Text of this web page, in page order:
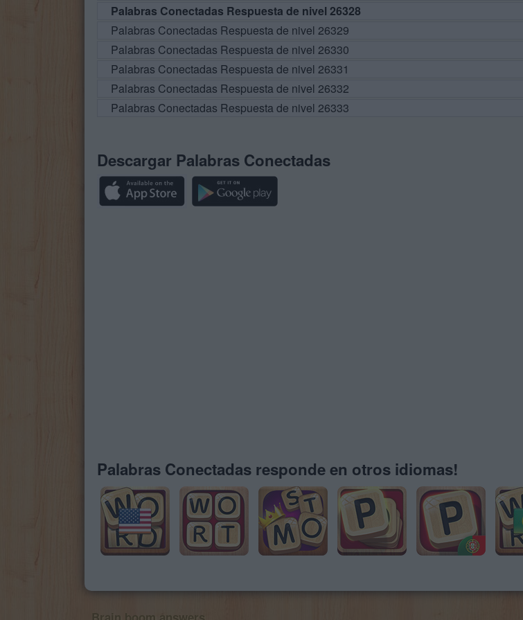
Palabras Conectadas Respuesta de nivel 26328
Palabras Conectadas Respuesta de nivel 26329
Palabras Conectadas Respuesta de nivel 26330
Palabras Conectadas Respuesta de nivel 26331
Palabras Conectadas Respuesta de nivel 26332
Palabras Conectadas Respuesta de nivel 26333
Descargar Palabras Conectadas
Palabras Conectadas responde en otros idiomas!